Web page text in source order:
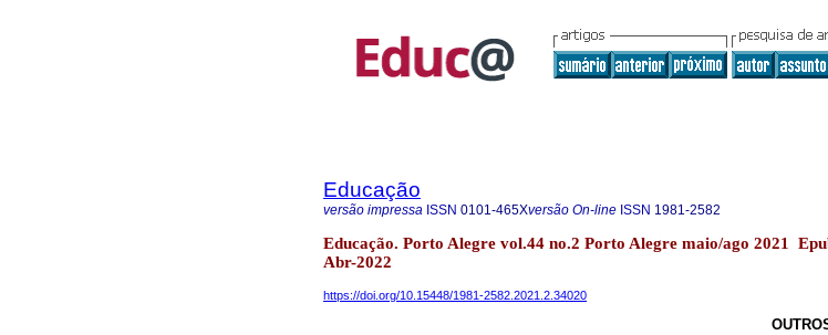
Educação
versão impressa ISSN 0101-465Xversão On-line ISSN 1981-2582
Educação. Porto Alegre vol.44 no.2 Porto Alegre maio/ago 2021
Abr-2022
https://doi.org/10.15448/1981-2582.2021.2.34020